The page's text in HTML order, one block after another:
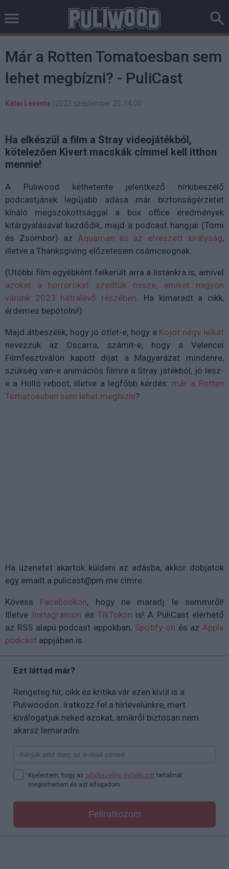
Már a Rotten Tomatoesban sem
lehet megbízni? - PuliCast
Kátai Levente 2023 szeptember 20. 14:00
Ha elkészül a film a Stray videojátékból,
kötelezően Kivert macskák címmel kell itthon
mennie!
A Puliwood kéthetente jelentkező hírkibeszélő
podcastjánek legújabb adása már biztonságérzetet
kínáló megszokottsággal a box office eredmények
kitárgyalásával kezdődik, majd a podcast hangjai (Tomi
és Zsombor) az Aquaman és az elveszett királyság,
illetve a Thanksgiving előzetesein csámcsognak.
(Utóbbi film egyébként felkerült arra a listánkra is, amivel
azokat a horrorokat szedtük össze, amiket nagyon
várunk 2023 hátralévő részében. Ha kimaradt a cikk,
érdemes bepótolni!)
Majd átbeszélik, hogy jó ötlet-e, hogy a Kojot négy lelkét
nevezzük az Oscarra, számít-e, hogy a Velencei
Filmfesztiválon kapott díjat a Magyarázat mindenre,
szükség van-e animációs filmre a Stray játékból, jó lesz-
e a Holló reboot, illetve a legfőbb kérdés: már a Rotten
Tomatoesban sem lehet megbízni?
Ha üzenetet akartok küldeni az adásba, akkor dobjatok
egy emailt a pulicast@pm.me címre.
Kövess Facebookon, hogy ne maradj le semmiről!
Illetve Instagramon és TikTokon is! A PuliCast elérhető
az RSS alapú podcast appokban, Spotify-on és az Apple
podcast appjában is.
Ezt láttad már?
Rengeteg hír, cikk és kritika vár ezen kívül is a
Puliwoodon. Iratkozz fel a hírlevelünkre, mert
kiválogatjuk neked azokat, amikről biztosan nem
akarsz lemaradni.
Kijelentem, hogy az adatkezelési nyilatkozat tartalmát
megismertem és azt elfogadom.
Feliratkozom